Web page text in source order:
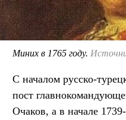
Миних в 1765 году.
С началом русско-
пост
Очаков, а в начале